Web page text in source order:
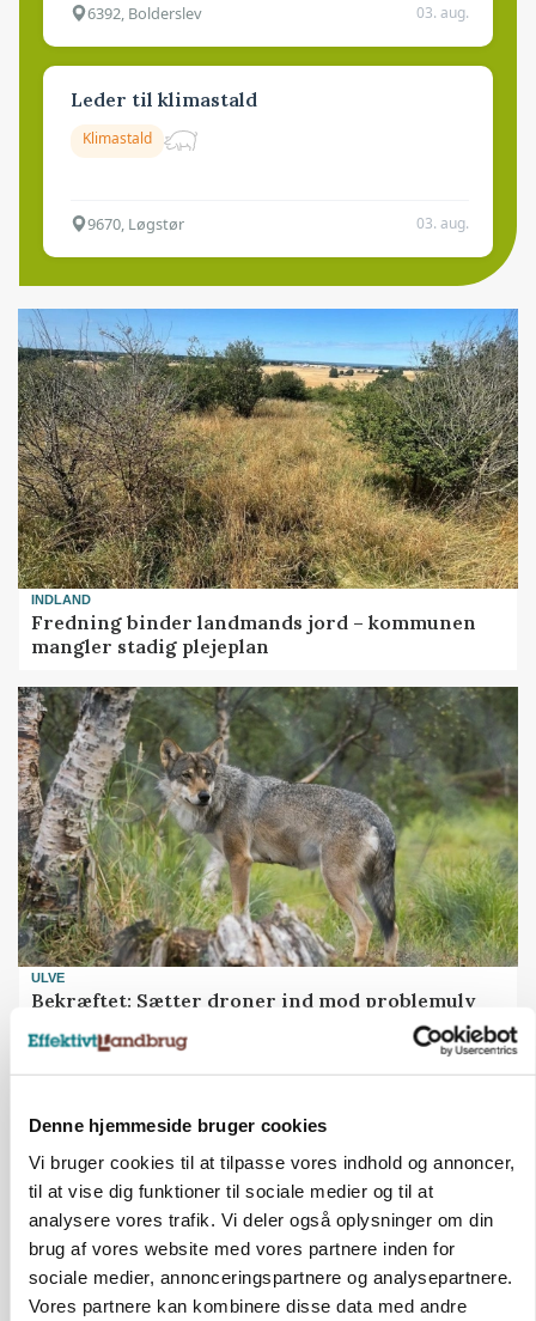
Denne hjemmeside bruger cookies
Vi bruger cookies til at tilpasse vores indhold og annoncer,
til at vise dig funktioner til sociale medier og til at
analysere vores trafik. Vi deler også oplysninger om din
brug af vores website med vores partnere inden for
sociale medier, annonceringspartnere og analysepartnere.
Vores partnere kan kombinere disse data med andre
6392, Bolderslev 03. aug.
Leder til klimastald
Klimastald
9670, Løgstør 03. aug.
INDLAND
Fredning binder landmands jord – kommunen
mangler stadig plejeplan
ULVE
Bekræftet: Sætter droner ind mod problemulv